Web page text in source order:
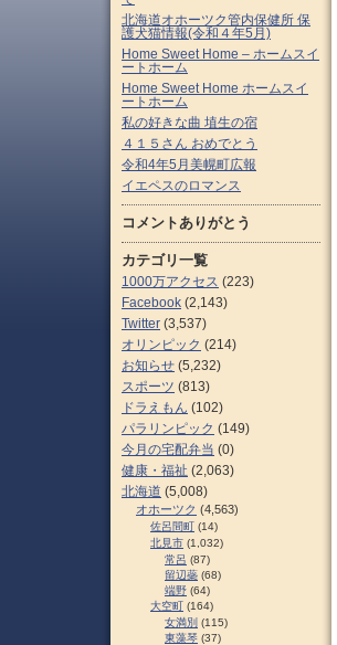
北海道オホーツク管内保健所 保
護犬猫情報(令和４年5月)
Home Sweet Home – ホームスイ
ートホーム
Home Sweet Home ホームスイ
ートホーム
私の好きな曲 埴生の宿
４１５さん おめでとう
令和4年5月美幌町広報
イエペスのロマンス
コメントありがとう
カテゴリ一覧
1000万アクセス (223)
Facebook (2,143)
Twitter (3,537)
オリンピック (214)
お知らせ (5,232)
スポーツ (813)
ドラえもん (102)
パラリンピック (149)
今月の宅配弁当 (0)
健康・福祉 (2,063)
北海道 (5,008)
オホーツク (4,563)
佐呂間町 (14)
北見市 (1,032)
常呂 (87)
留辺蘂 (68)
端野 (64)
大空町 (164)
女満別 (115)
東藻琴 (37)